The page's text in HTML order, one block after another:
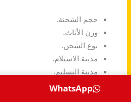
حجم الشحنة.
وزن الأثاث.
نوع الشحن.
مدينة الاستلام.
مدينة التسليم.
خدمات الفك والتركيب.
WhatsApp